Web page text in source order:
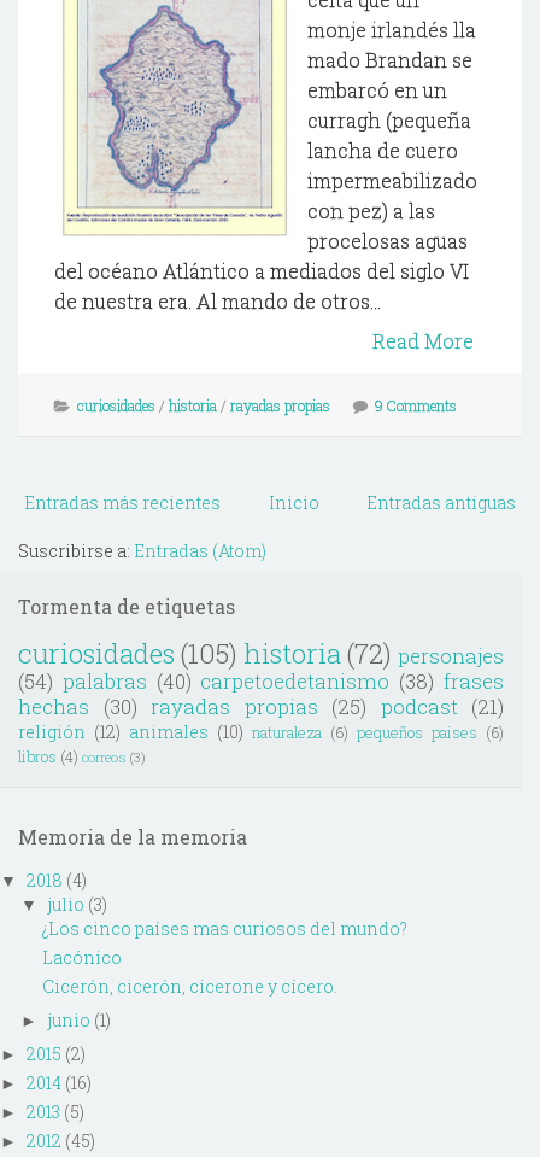
monje irlandés lla
mado Brandan se
embarcó en un
curragh (pequeña
lancha de cuero
impermeabilizado
con pez) a las
procelosas aguas
del océano Atlántico a mediados del siglo VI
de nuestra era. Al mando de otros...
Read More
curiosidades / historia / rayadas propias 9 Comments
Entradas más recientes Entradas antiguas
Inicio
Suscribirse a: Entradas (Atom)
Tormenta de etiquetas
curiosidades (105) historia(72) personajes
(54) palabras (40) carpetoedetanismo (38) frases
hechas
(30) rayadas propias (25) podcast (21)
religión (12) animales (10) naturaleza (6) pequeños paises (6)
libros (4) correos (3)
Memoria de la memoria
▼ 2018 (4)
▼ julio (3)
¿Los cinco países mas curiosos del mundo?
Lacónico
Cicerón, cicerón, cicerone y cícero.
► junio (1)
► 2015 (2)
► 2014 (16)
► 2013 (5)
► 2012 (45)